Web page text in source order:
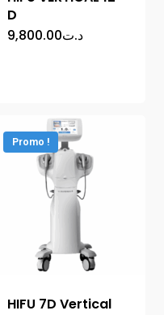
D
د.ت9,800.00
Promo !
HIFU 7D Vertical